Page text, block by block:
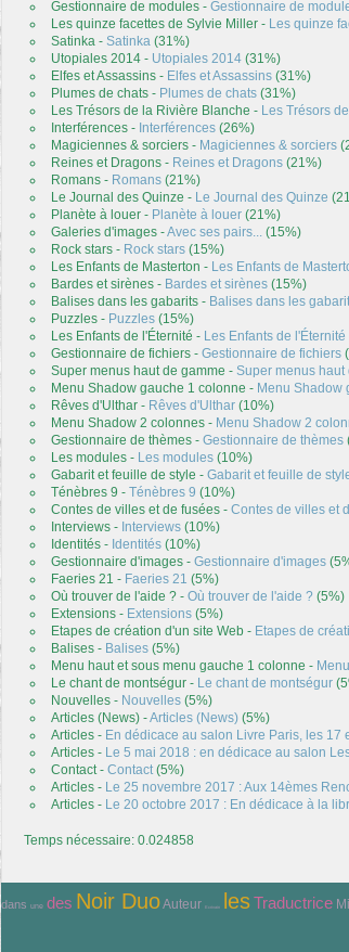
Gestionnaire de modules - Gestionnaire de
Les quinze facettes de Sylvie Miller - Les quinze
Satinka - Satinka (31%)
Utopiales 2014 - Utopiales 2014 (31%)
Elfes et Assassins - Elfes et Assassins (31%)
Plumes de chats - Plumes de chats (31%)
Les Trésors de la Rivière Blanche - Les Trésors
Interférences - Interférences (26%)
Magiciennes & sorciers - Magiciennes & sorciers
Reines et Dragons - Reines et Dragons (21%)
Romans - Romans (21%)
Le Journal des Quinze - Le Journal des Quinze
Planète à louer - Planète à louer (21%)
Galeries d'images -Avec ses pairs... (15%)
Rock stars - Rock stars (15%)
Les Enfants de Masterton - Les Enfants de
Bardes et sirènes - Bardes et sirènes (15%)
Balises dans les gabarits - Balises dans les
Puzzles - Puzzles (15%)
Les Enfants de l'Éternité - Les Enfants de l'Éternité
Gestionnaire de fichiers - Gestionnaire de fichiers
Super menus haut de gamme - Super menus haut
Menu Shadow gauche 1 colonne - Menu Shadow
Rêves d'Ulthar - Rêves d'Ulthar (10%)
Menu Shadow 2 colonnes - Menu Shadow 2
Gestionnaire de thèmes - Gestionnaire de thèmes
Les modules - Les modules (10%)
Gabarit et feuille de style - Gabarit et feuille de
Ténèbres 9 - Ténèbres 9 (10%)
Contes de villes et de fusées - Contes de villes et
Interviews - Interviews (10%)
Identités - Identités (10%)
Gestionnaire d'images - Gestionnaire d'images
Faeries 21 - Faeries 21 (5%)
Où trouver de l'aide ? - Où trouver de l'aide ? (5%)
Extensions - Extensions (5%)
Etapes de création d'un site Web - Etapes de
Balises - Balises (5%)
Menu haut et sous menu gauche 1 colonne -
Le chant de montségur - Le chant de montségur
Nouvelles - Nouvelles (5%)
Articles (News) -Articles (News) (5%)
Articles - En dédicace au salon Livre Paris, les 17
Articles - Le 5 mai 2018 : en dédicace au salon
Contact - Contact(5%)
Articles - Le 25 novembre 2017 : Aux 14èmes
Articles - Le 20 octobre 2017 : En dédicace à la
Temps nécessaire: 0.024858
dans une des Noir DuoAuteur Ecrivain lesTraductrice